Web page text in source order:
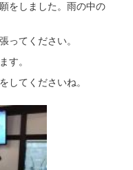
をしました。雨の中の
ってください。
す。
してくださいね。